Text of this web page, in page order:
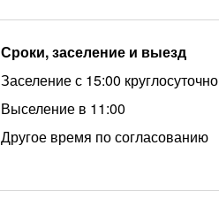
Сроки, заселение и выезд
Заселение с 15:00 круглосуточно
Выселение в 11:00
Другое время по согласованию